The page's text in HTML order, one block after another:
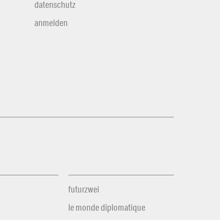
datenschutz
anmelden
futurzwei
le monde diplomatique